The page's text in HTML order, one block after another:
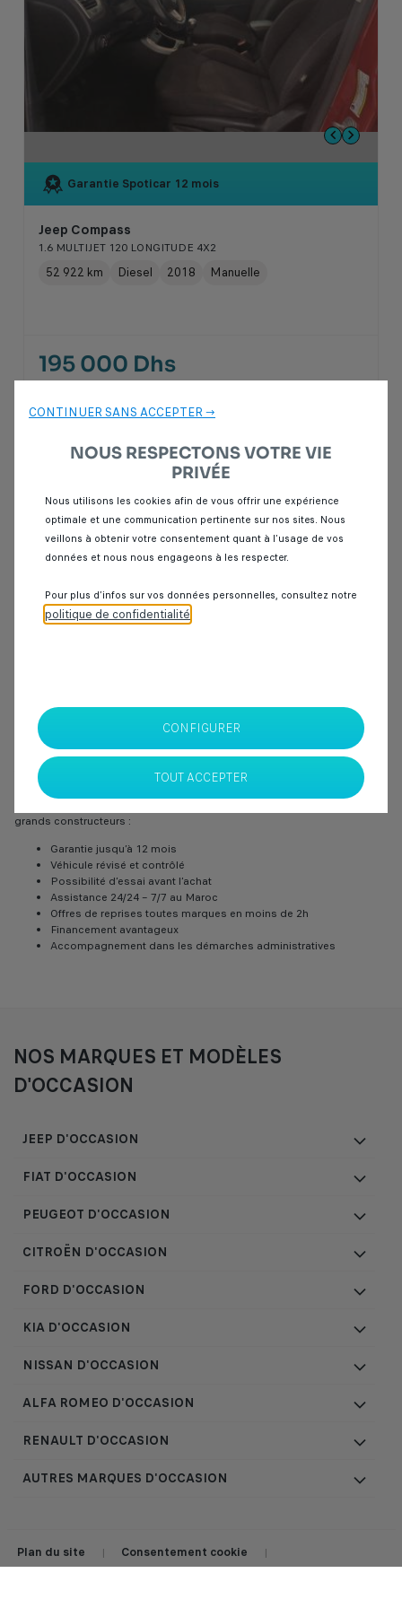
Garantie Spoticar 12 mois
Jeep Compass
1.6 MULTIJET 120 LONGITUDE 4X2
52 922 km Diesel 2018 Manuelle
195 000 Dhs
SPOTICAR Italcar BOUSKOURA
sur Spoticar notre sélection deberlines,citadines,SUVetvéhicules
utilitairesd'occasion disponibles en motorisation
Nos véhicules d’occasion, berline, citadine, SUV ou utilitaire sont
rigoureusement sélectionnés, contrôlés et garantis jusqu’à 12 mois,
avec une limite kilométrique à 50 000 km. Nous vous proposons des
financements sur mesure et attractifs, et nous engageons à faire une
offre de reprise de votre véhicule actuel. Sur Spoticar, vous faites un
grands constructeurs :
Garantie jusqu’à 12 mois
Véhicule révisé et contrôlé
Possibilité d’essai avant l’achat
Assistance 24/24 – 7/7 au Maroc
Offres de reprises toutes marques en moins de 2h
Financement avantageux
Accompagnement dans les démarches administratives
NOS MARQUES ET MODÈLES
D'OCCASION
JEEP D'OCCASION
FIAT D'OCCASION
PEUGEOT D'OCCASION
CITROËN D'OCCASION
FORD D'OCCASION
KIA D'OCCASION
NISSAN D'OCCASION
ALFA ROMEO D'OCCASION
RENAULT D'OCCASION
AUTRES MARQUES D'OCCASION
Plan du site | Consentement cookie |
CONTINUER SANS ACCEPTER →
NOUS RESPECTONS VOTRE VIE
PRIVÉE
Nous utilisons les cookies afin de vous offrir une expérience
optimale et une communication pertinente sur nos sites. Nous
veillons à obtenir votre consentement quant à l’usage de vos
données et nous nous engageons à les respecter.
Pour plus d’infos sur vos données personnelles, consultez notre
politique de confidentialité
CONFIGURER
TOUT ACCEPTER